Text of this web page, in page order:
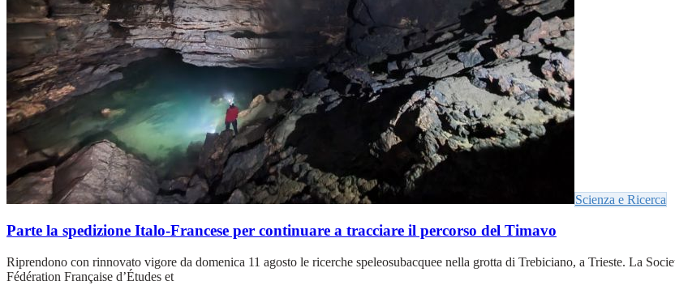
Scienza e Ricerca
Parte la spedizione Italo-Francese per continuare a tracciare il percorso del Timavo
Riprendono con rinnovato vigore da domenica 11 agosto le ricerche speleosubacquee nella grotta di Trebiciano, a Trieste. La
Fédération Française d’Études et